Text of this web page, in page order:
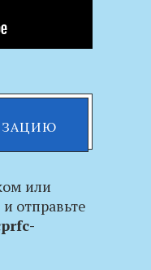
или
отправьте